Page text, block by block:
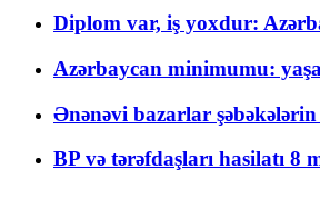
Diplom var, iş yoxdur:
Azərbaycan minimumu:
Ənənəvi bazarlar
BP və tərəfdaşları hasilatı